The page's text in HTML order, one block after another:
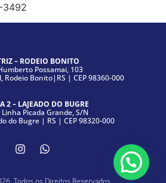
3492
– RODEIO BONITO
Possamai, 103
Bonito|RS | CEP 98360-000
2 – LAJEADO DO BUGRE
Linha Picada Grande, S/N
do Bugre | RS | CEP 98320-000